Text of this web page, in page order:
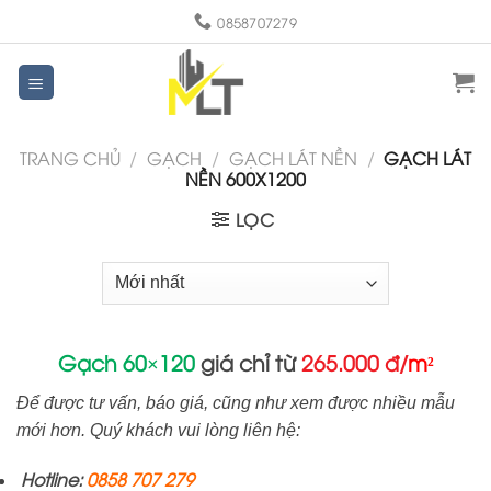
to
content
0858707279
TRANG CHỦ / GẠCH / GẠCH LÁT NỀN / GẠCH LÁT
NỀN 600X1200
LỌC
Gạch 60×120giá chỉ từ265.000 đ/m²
Để được tư vấn, báo giá, cũng như xem được nhiều mẫu
mới hơn. Quý khách vui lòng liên hệ:
Hotline:0858 707 279